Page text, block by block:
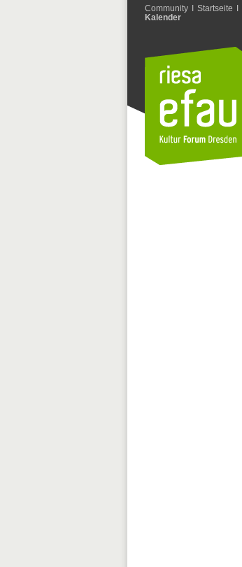
Community I Startseite I
Kalender